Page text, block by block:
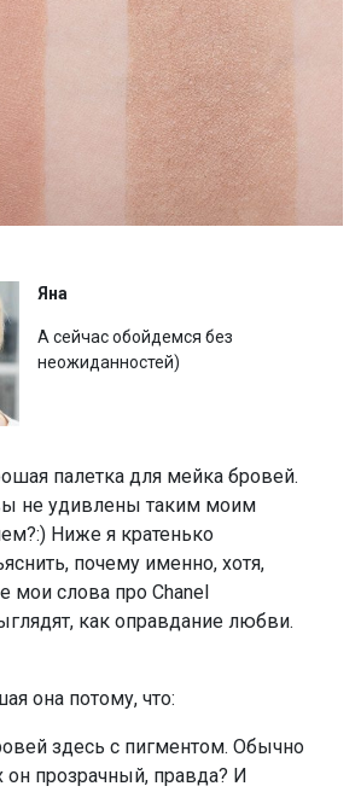
Яна
А сейчас обойдемся без
неожиданностей)
палетка для мейка бровей.
не удивлены таким моим
Ниже я кратенько
почему именно, хотя,
слова про Chanel
как оправдание любви.
она потому, что:
здесь с пигментом. Обычно
он прозрачный, правда? И